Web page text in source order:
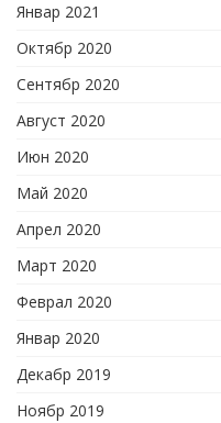
Январ 2021
Октябр 2020
Сентябр 2020
Август 2020
Июн 2020
Май 2020
Апрел 2020
Март 2020
Феврал 2020
Январ 2020
Декабр 2019
Ноябр 2019